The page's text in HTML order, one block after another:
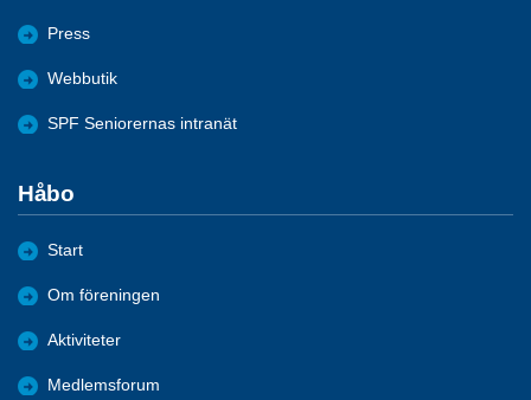
Press
Webbutik
SPF Seniorernas intranät
Håbo
Start
Om föreningen
Aktiviteter
Medlemsforum